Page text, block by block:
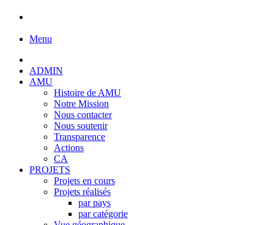
Menu
ADMIN
AMU
Histoire de AMU
Notre Mission
Nous contacter
Nous soutenir
Transparence
Actions
CA
PROJETS
Projets en cours
Projets réalisés
par pays
par catégorie